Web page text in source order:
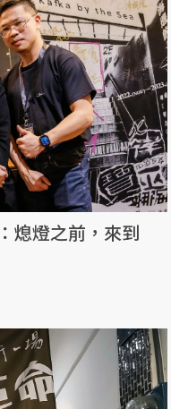
熄燈之前，來到